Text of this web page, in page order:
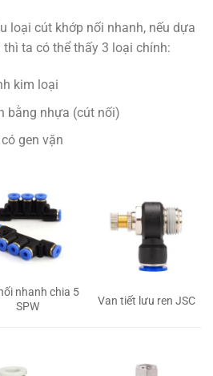
loại cút khớp nối nhanh, nếu dựa
ta có thể thấy 3 loại chính:
kim loại
bằng nhựa (cút nối)
gen vặn
nhanh chia 5
SPW
Van tiết lưu ren JSC